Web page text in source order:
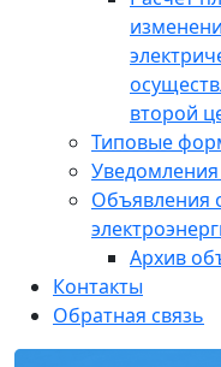
второй
Типовые
Объявления
Архив
Контакты
Обратная связь